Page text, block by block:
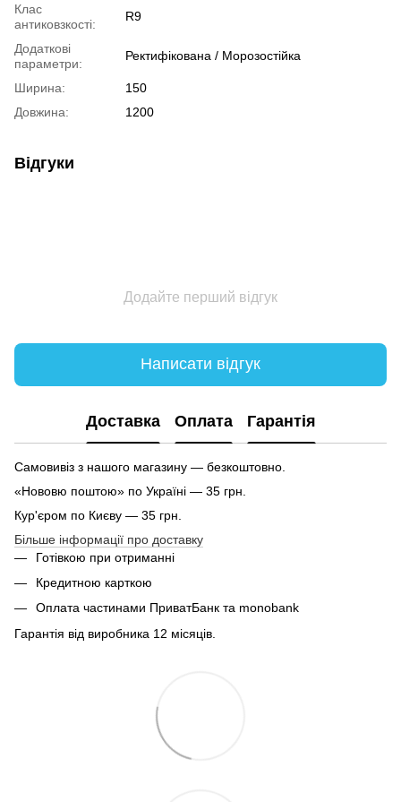
Клас
антиковзкості:
R9
Додаткові
параметри:
Ректифікована / Морозостійка
Ширина:
150
Довжина:
1200
Відгуки
Додайте перший відгук
Написати відгук
Доставка Оплата Гарантія
Самовивіз з нашого магазину — безкоштовно.
«Нововю поштою» по Україні — 35 грн.
Кур'єром по Києву — 35 грн.
Більше інформації про доставку
Готівкою при отриманні
Кредитною карткою
Оплата частинами ПриватБанк та monobank
Гарантія від виробника 12 місяців.